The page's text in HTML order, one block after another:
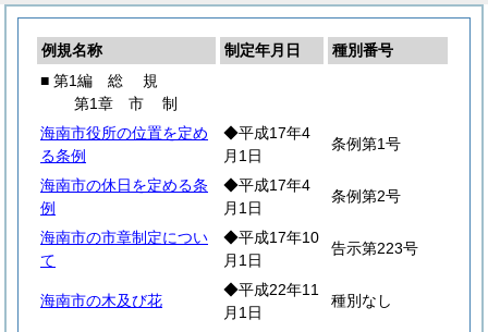
例規名称 制定年月日
種別番号
■ 第1編 総 規
第1章 市制
海南市役所の位置を定め
る条例
◆平成17年4
月1日
条例第1号
海南市の休日を定める条
例
◆平成17年4
月1日
条例第2号
海南市の市章制定につい
て
◆平成17年10
月1日
告示第223号
海南市の木及び花
◆平成22年11
月1日
種別なし